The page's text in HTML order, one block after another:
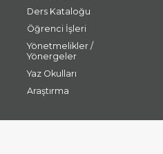
Ders Kataloğu
Öğrenci İşleri
Yönetmelikler /
Yönergeler
Yaz Okulları
Araştırma